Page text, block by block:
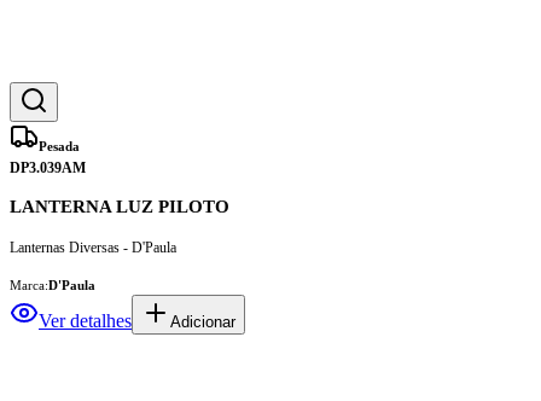
Pesada
DP3.039AM
LANTERNA LUZ PILOTO
Lanternas Diversas - D'Paula
Marca:D'Paula
Ver detalhes Adicionar